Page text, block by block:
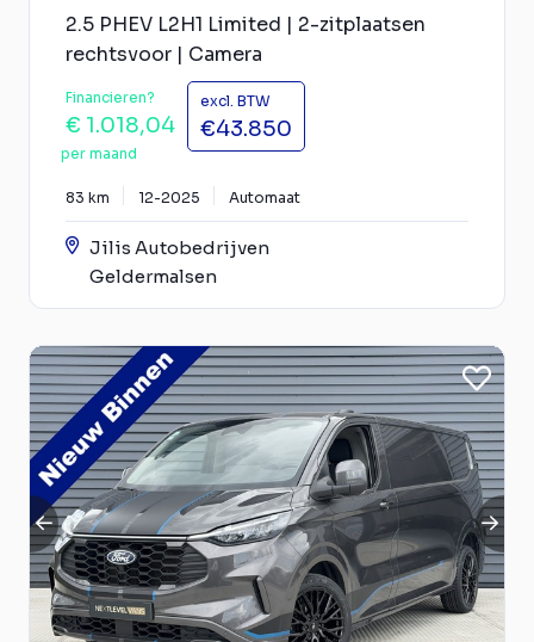
2.5 PHEV L2H1 Limited | 2-zitplaatsen
rechtsvoor | Camera
Financieren?
€ 1.018,04
per maand
excl. BTW
€43.850
83 km 12-2025 Automaat
Jilis Autobedrijven
Geldermalsen